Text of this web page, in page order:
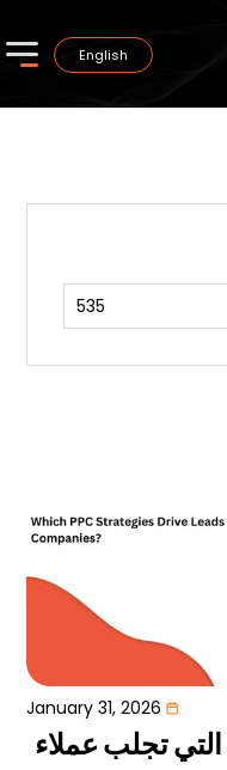
English
January 31, 2026
التي تجلب عملاء
535